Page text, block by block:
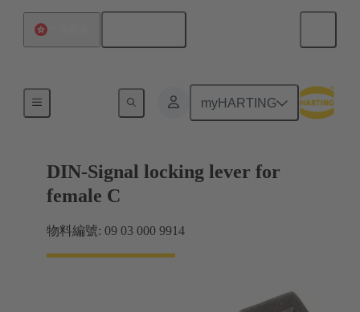
myHARTING
DIN-Signal locking lever for
female C
物料編號: 09 03 000 9914